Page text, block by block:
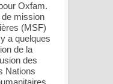
Oxfam.
mission
(MSF)
a quelques
de la
des
Nations